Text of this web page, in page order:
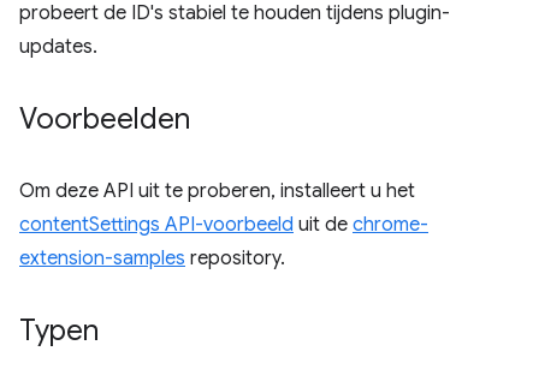
probeert de ID's stabiel te houden tijdens plugin-
updates.
Voorbeelden
Om deze API uit te proberen, installeert u het
contentSettings API-voorbeeld uit de chrome-
extension-samples repository.
Typen